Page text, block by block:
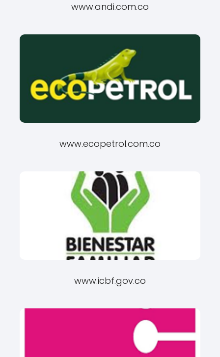
www.andi.com.co
www.ecopetrol.com.co
www.icbf.gov.co